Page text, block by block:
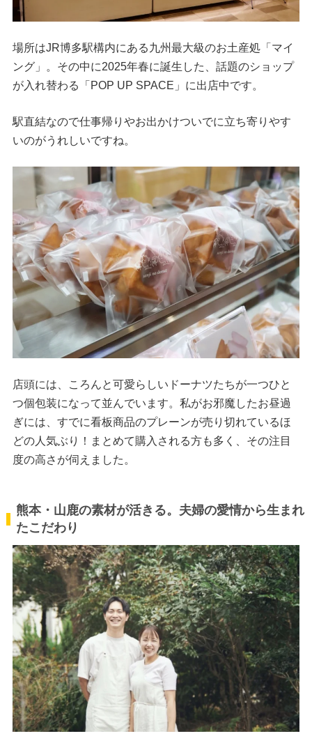
場所はJR博多駅構内にある九州最大級のお土産処「マイ
ング」。その中に2025年春に誕生した、話題のショップ
が入れ替わる「POP UP SPACE」に出店中です。
駅直結なので仕事帰りやお出かけついでに立ち寄りやす
いのがうれしいですね。
店頭には、ころんと可愛らしいドーナツたちが一つひと
つ個包装になって並んでいます。私がお邪魔したお昼過
ぎには、すでに看板商品のプレーンが売り切れているほ
どの人気ぶり！まとめて購入される方も多く、その注目
度の高さが伺えました。
熊本・山鹿の素材が活きる。夫婦の愛情から生まれ
たこだわり